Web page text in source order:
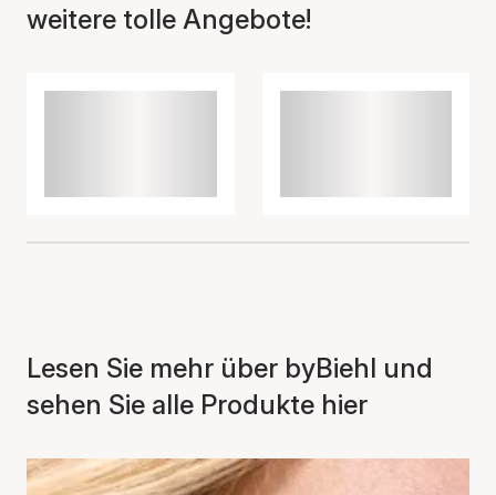
weitere tolle Angebote!
Lesen Sie mehr über byBiehl und
sehen Sie alle Produkte hier